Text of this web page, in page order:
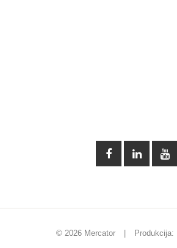
© 2026 Mercator Produkcija: